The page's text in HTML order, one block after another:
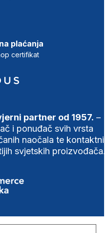
plaćanja
certifikat
partner od 1957. –
i ponuđač svih vrsta
naočala te
svjetskih proizvođača.